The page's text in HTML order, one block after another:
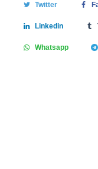
Twitter
Linkedin
Whatsapp